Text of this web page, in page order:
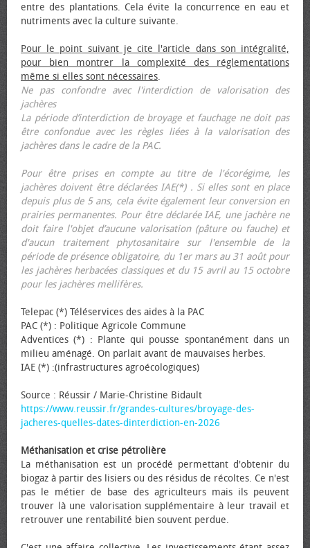
entre des plantations. Cela évite la concurrence en eau et
nutriments avec la culture suivante.
Pour le point suivant je cite l'article dans son intégralité,
pour bien montrer la complexité des réglementations
même si elles sont nécessaires.
Ne pas confondre avec l'interdiction de valorisation des
jachères
La période d’interdiction de broyage et fauchage ne doit pas
être confondue avec les règles liées à la valorisation des
jachères dans le cadre de la PAC.
Pour être prises en compte au titre de l'écorégime, les
jachères doivent être déclarées IAE(*) . Si elles sont en place
depuis plus de 5 ans, cela évite également leur conversion en
prairies permanentes. Pour être déclarée IAE, une jachère ne
doit faire l'objet d’aucune valorisation (pâture ou fauche) et
d'aucun traitement phytosanitaire sur l'ensemble de la
période de présence obligatoire, du 1er mars au 31 août pour
les jachères herbacées classiques et du 15 avril au 15 octobre
pour les jachères mellifères.
Telepac (*) Téléservices des aides à la PAC
PAC (*) : Politique Agricole Commune
Adventices (*) : Plante qui pousse spontanément dans un
milieu aménagé. On parlait avant de mauvaises herbes.
IAE (*) :(infrastructures agroécologiques)
Source : Réussir / Marie-Christine Bidault
https://www.reussir.fr/grandes-cultures/broyage-des-
jacheres-quelles-dates-dinterdiction-en-2026
Méthanisation et crise pétrolière
La méthanisation est un procédé permettant d'obtenir du
biogaz à partir des lisiers ou des résidus de récoltes. Ce n'est
pas le métier de base des agriculteurs mais ils peuvent
trouver là une valorisation supplémentaire à leur travail et
retrouver une rentabilité bien souvent perdue.